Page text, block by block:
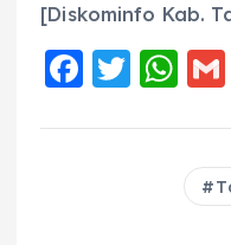
[Diskominfo Kab.
F
c
T
it
W
a
ts
A